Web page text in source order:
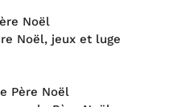
Noël
Noël, jeux et luge
Père Noël